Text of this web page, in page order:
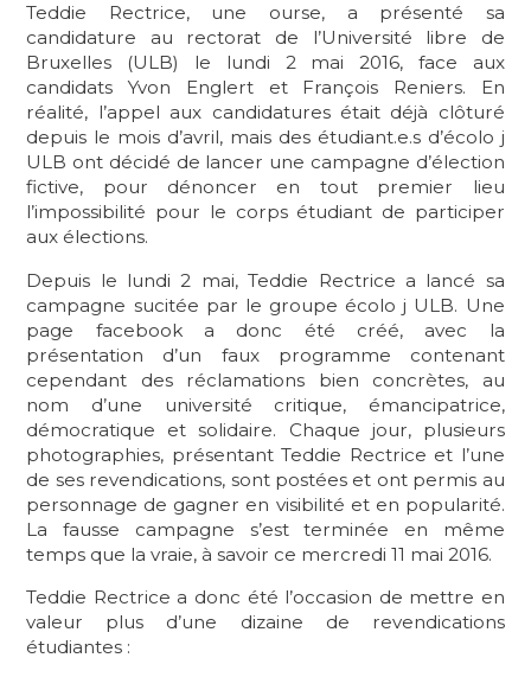
Teddie Rectrice, une ourse, a présenté sa
candidature au rectorat de l’Université libre de
Bruxelles (ULB) le lundi 2 mai 2016, face aux
candidats Yvon Englert et François Reniers. En
réalité, l’appel aux candidatures était déjà clôturé
depuis le mois d’avril, mais des étudiant.e.s d’écolo j
ULB ont décidé de lancer une campagne d’élection
fictive, pour dénoncer en tout premier lieu
l’impossibilité pour le corps étudiant de participer
aux élections.
Depuis le lundi 2 mai, Teddie Rectrice a lancé sa
campagne sucitée par le groupe écolo j ULB. Une
page facebook a donc été créé, avec la
présentation d’un faux programme contenant
cependant des réclamations bien concrètes, au
nom d’une université critique, émancipatrice,
démocratique et solidaire. Chaque jour, plusieurs
photographies, présentant Teddie Rectrice et l’une
de ses revendications, sont postées et ont permis au
personnage de gagner en visibilité et en popularité.
La fausse campagne s’est terminée en même
temps que la vraie, à savoir ce mercredi 11 mai 2016.
Teddie Rectrice a donc été l’occasion de mettre en
valeur plus d’une dizaine de revendications
étudiantes :